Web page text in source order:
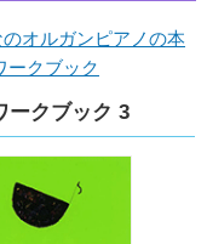
オルガンピアノの本
ークブック
ークブック 3